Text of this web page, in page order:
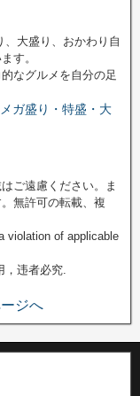
、大盛り、おかわり自
す。
なグルメを自分の足
ガ盛り・特盛・大
ご遠慮ください。ま
無許可の転載、複
violation of applicable
，违者必究.
ジへ